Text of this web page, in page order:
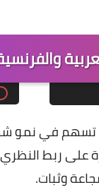
تسهم في نمو
على ربط
وثبات.